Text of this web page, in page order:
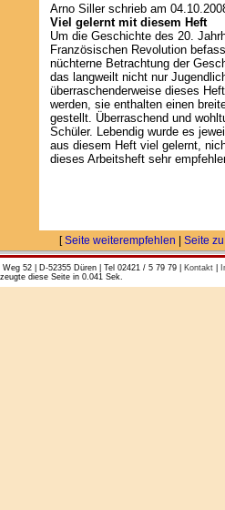
Arno Siller schrieb am
Viel gelernt mit diesem Heft
Um die Geschichte des 20.
Französischen Revolution
nüchterne Betrachtung der
das langweilt nicht nur
überraschenderweise dieses
werden, sie enthalten einen
gestellt. Überraschend und
Schüler. Lebendig wurde es
aus diesem Heft viel gelernt,
dieses Arbeitsheft sehr
[Seite weiterempfehlen Seite
52 | D-52355 Düren | Tel 02421 / 5 79 79 | Kontakt|
diese Seite in 0.041 Sek.